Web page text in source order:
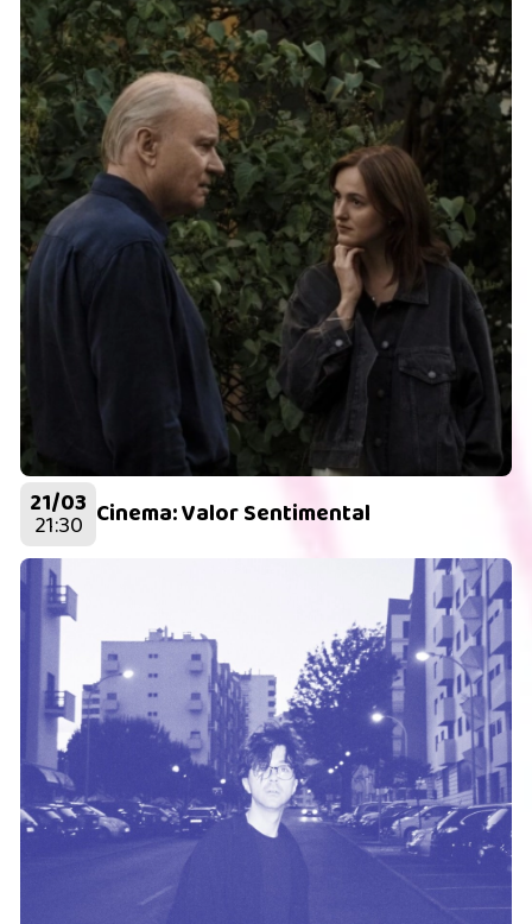
21/03
21:30 Cinema: Valor Sentimental